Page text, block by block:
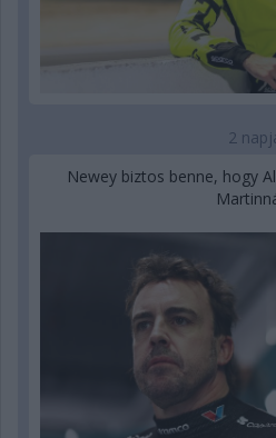
2
Newey biztos benne, hogy